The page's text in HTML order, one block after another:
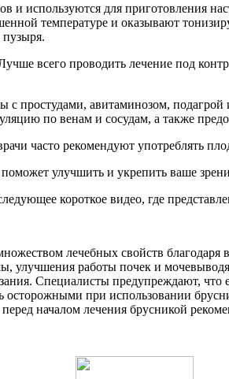
и используются для приготовления
температуре и оказывают
всего проводить лечение под
с простудами, авитаминозом,
по венам и сосудам, а также
часто рекомендуют употреблять
улучшить и укрепить ваше
короткое видео, где
лечебных свойств
улучшения работы почек и
Специалисты предупреждают,
осторожными при использовании
началом лечения брусникой